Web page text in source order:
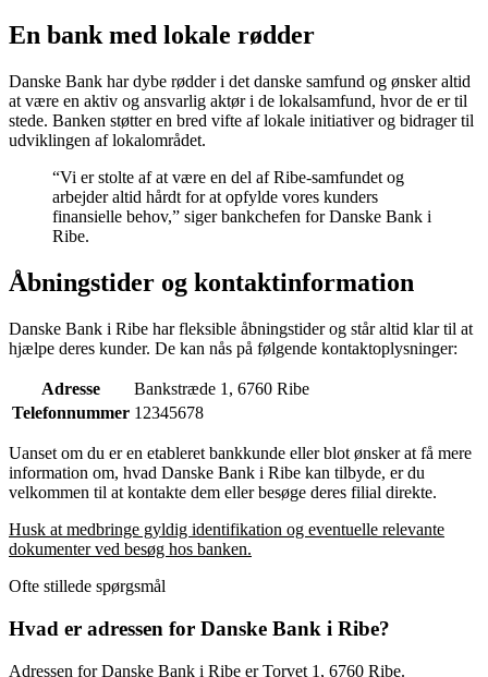
En bank med lokale rødder
Danske Bank har dybe rødder i det danske samfund og ønsker altid
at være en aktiv og ansvarlig aktør i de lokalsamfund, hvor de er til
stede. Banken støtter en bred vifte af lokale initiativer og bidrager til
udviklingen af lokalområdet.
“Vi er stolte af at være en del af Ribe-samfundet og
arbejder altid hårdt for at opfylde vores kunders
finansielle behov,” siger bankchefen for Danske Bank i
Ribe.
Åbningstider og kontaktinformation
Danske Bank i Ribe har fleksible åbningstider og står altid klar til at
hjælpe deres kunder. De kan nås på følgende kontaktoplysninger:
Adresse
Bankstræde 1, 6760 Ribe
Telefonnummer 12345678
Uanset om du er en etableret bankkunde eller blot ønsker at få mere
information om, hvad Danske Bank i Ribe kan tilbyde, er du
velkommen til at kontakte dem eller besøge deres filial direkte.
Husk at medbringe gyldig identifikation og eventuelle relevante
dokumenter ved besøg hos banken.
Ofte stillede spørgsmål
Hvad er adressen for Danske Bank i Ribe?
Adressen for Danske Bank i Ribe er Torvet 1, 6760 Ribe.